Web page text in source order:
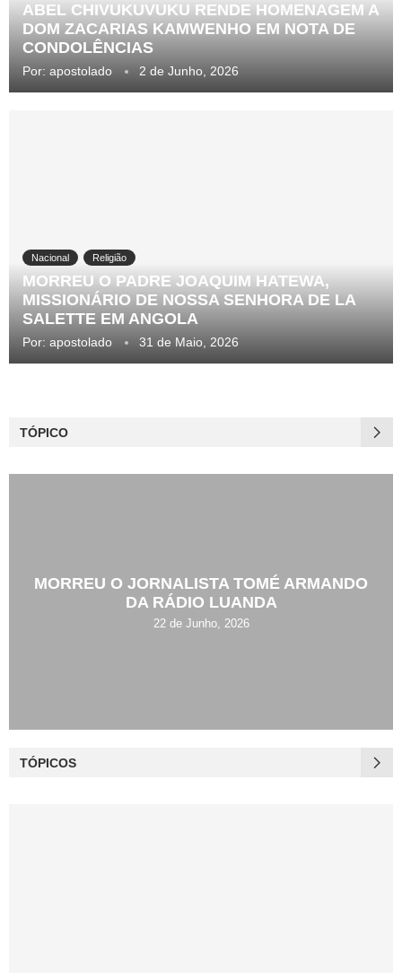
ABEL CHIVUKUVUKU RENDE HOMENAGEM A
DOM ZACARIAS KAMWENHO EM NOTA DE
CONDOLÊNCIAS
Por: apostolado 2 de Junho, 2026
Nacional Religião
MORREU O PADRE JOAQUIM HATEWA,
MISSIONÁRIO DE NOSSA SENHORA DE LA
SALETTE EM ANGOLA
Por: apostolado 31 de Maio, 2026
TÓPICO
MORREU O JORNALISTA TOMÉ ARMANDO
DA RÁDIO LUANDA
22 de Junho, 2026
TÓPICOS